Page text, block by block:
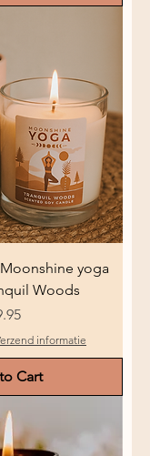
yoga
Woods
informatie
Cart